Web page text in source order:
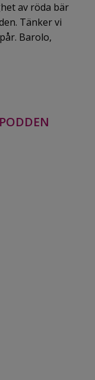
av röda bär
Tänker vi
Barolo,